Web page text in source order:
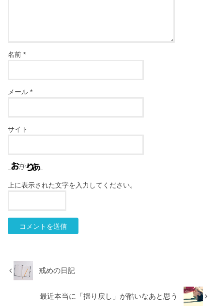
名前*
メール*
サイト
上に表示された文字を入力してください。
戒めの日記
最近本当に「揺り戻し」が酷いなあと思う